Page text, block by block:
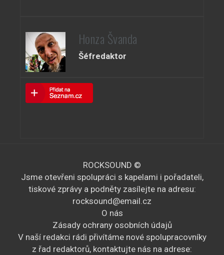
Honza Švanda
Šéfredaktor
ROCKSOUND ©
Jsme otevřeni spolupráci s kapelami i pořadateli,
tiskové zprávy a podněty zasílejte na adresu:
rocksound@email.cz
O nás
Zásady ochrany osobních údajů
V naší redakci rádi přivítáme nové spolupracovníky
z řad redaktorů, kontaktujte nás na adrese: